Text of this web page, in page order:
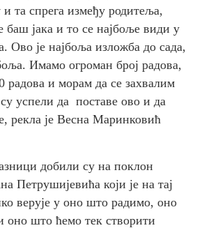
та спрега између родитеља,
баш јака и то се најбоље види у
Ово је најбоља изложба до сада,
Имамо огроман број радова,
радова и морам да се захвалим
успели да поставе ово и да
рекла је Весна Маринковић
добили су на поклон
Петрушијевића који је на тај
верује у оно што радимо, оно
оно што ћемо тек створити